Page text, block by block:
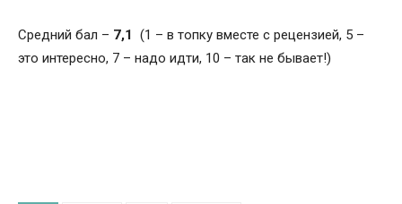
Средний бал – 7,1 (1 – в топку вместе с рецензией, 5 –
это интересно, 7 – надо идти, 10 – так не бывает!)